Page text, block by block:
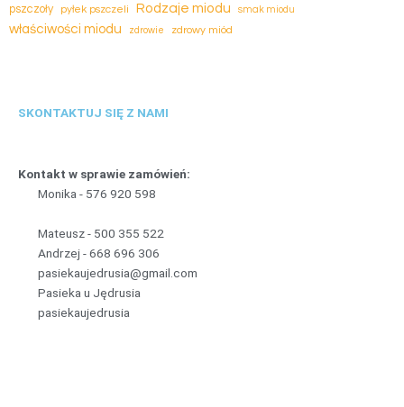
pszczoły pyłek pszczeli Rodzaje miodu smak miodu
właściwości miodu zdrowie zdrowy miód
SKONTAKTUJ SIĘ Z NAMI
Kontakt w sprawie zamówień:
Monika - 576 920 598
Mateusz - 500 355 522
Andrzej -668 696 306
pasiekaujedrusia@gmail.com
Pasieka u Jędrusia
pasiekaujedrusia